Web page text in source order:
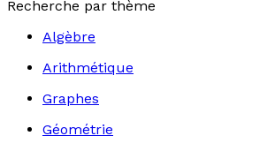
Recherche par thème
Algèbre
Arithmétique
Graphes
Géométrie